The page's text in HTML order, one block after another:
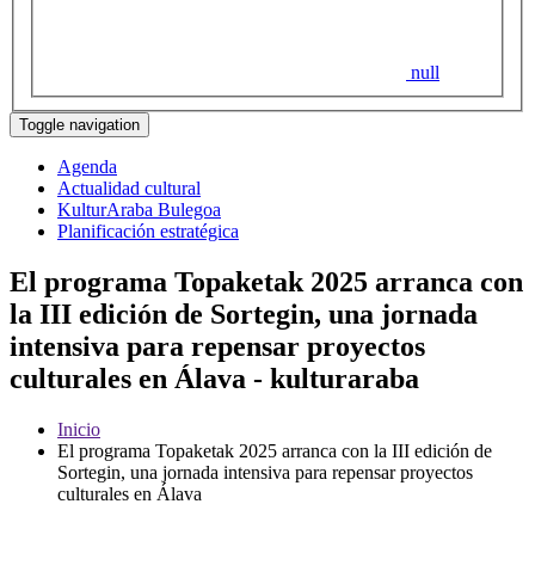
null
Toggle navigation
Agenda
Actualidad cultural
KulturAraba Bulegoa
Planificación estratégica
El programa Topaketak 2025 arranca con
la III edición de Sortegin, una jornada
intensiva para repensar proyectos
culturales en Álava - kulturaraba
Inicio
El programa Topaketak 2025 arranca con la III edición de
Sortegin, una jornada intensiva para repensar proyectos
culturales en Álava